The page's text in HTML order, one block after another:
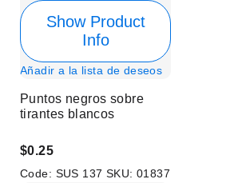
Show Product
Info
Añadir a la lista de deseos
Puntos negros sobre
tirantes blancos
$0.25
Code: SUS 137 SKU:01837